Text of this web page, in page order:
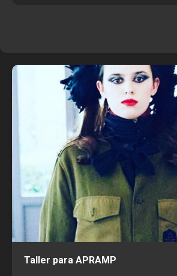
Taller para APRAMP